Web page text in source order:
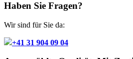
Haben Sie Fragen?
Wir sind für Sie da:
+41 31 904 09 04